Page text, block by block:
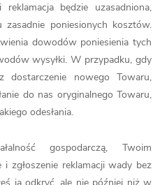
reklamacja będzie uzasadniona,
poniesionych kosztów.
dowodów poniesienia tych
wysyłki. W przypadku, gdy
dostarczenie nowego Towaru,
do nas oryginalnego Towaru,
odesłania.
gospodarczą, Twoim
zgłoszenie reklamacji wady bez